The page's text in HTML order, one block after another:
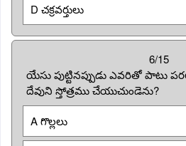
D చక్రవర్తులు
6/15
యేసు పుట్టినప్పుడు ఎవరితో పాటు
దేవుని స్తోత్రము చేయుచుండెను?
A గొల్లలు